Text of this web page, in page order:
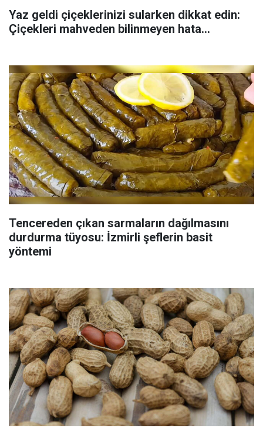
Yaz geldi çiçeklerinizi sularken dikkat edin:
Çiçekleri mahveden bilinmeyen hata...
Tencereden çıkan sarmaların dağılmasını
durdurma tüyosu: İzmirli şeflerin basit
yöntemi